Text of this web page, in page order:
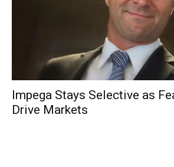
Impega Stays Selective as
Drive Markets